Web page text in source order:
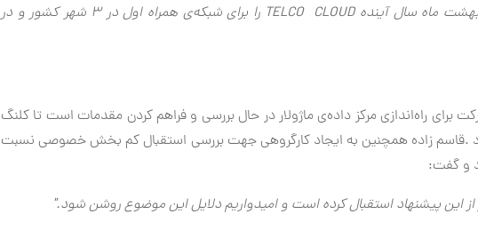
ماه سال آینده TELCO CLOUD
را برای شبکه‌ی همراه اول در ۳ شهر کشور و در
برای راه‌اندازی مرکز داده‌ی ماژولار در حال بررسی و فراهم کردن مقدمات است تا کلنگ
.قاسم زاده همچنین به ایجاد کارگروهی جهت بررسی استقبال کم بخش خصوصی نسبت
و گفت:
از این پیشنهاد استقبال کرده است و امیدواریم دلایل این موضوع روشن شود."